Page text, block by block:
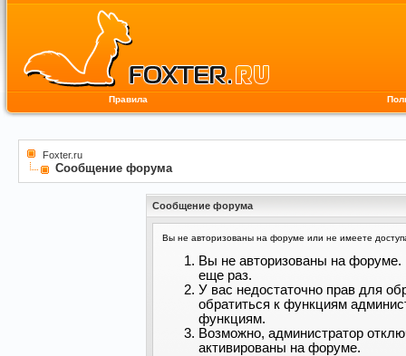
Правила
Foxter.ru
Сообщение форума
Сообщение форума
Вы не авторизованы на форуме или не имеете
Вы не авторизованы на форуме.
еще раз.
У вас недостаточно прав для
обратиться к функциям
функциям.
Возможно, администратор
активированы на форуме.